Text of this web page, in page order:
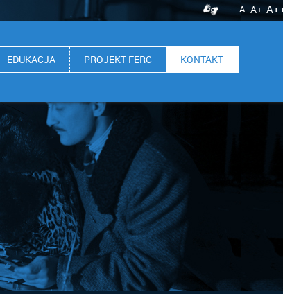
A A+
EDUKACJA PROJEKT FERC KONTAKT